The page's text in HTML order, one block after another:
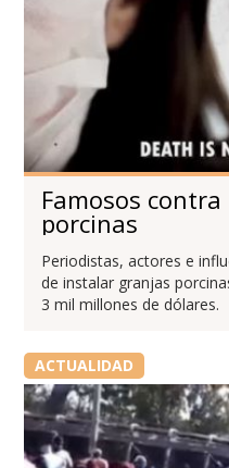
Famosos
porcinas
Periodistas, actores e
de instalar granjas
3 mil millones de dólares.
ACTUALIDAD